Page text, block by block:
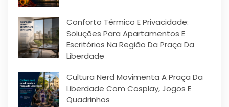
Conforto Térmico E Privacidade:
Soluções Para Apartamentos E
Escritórios Na Região Da Praça Da
Liberdade
Cultura Nerd Movimenta A Praça Da
Liberdade Com Cosplay, Jogos E
Quadrinhos